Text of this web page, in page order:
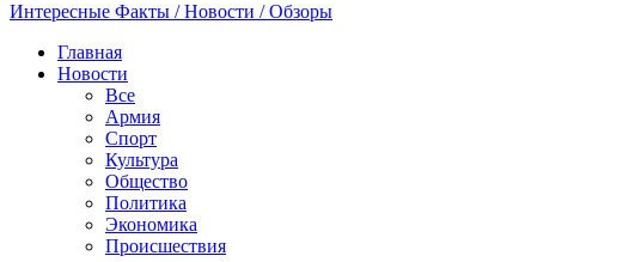
Интересные Факты / Новости / Обзоры
Главная
Новости
Все
Армия
Спорт
Культура
Общество
Политика
Экономика
Происшествия